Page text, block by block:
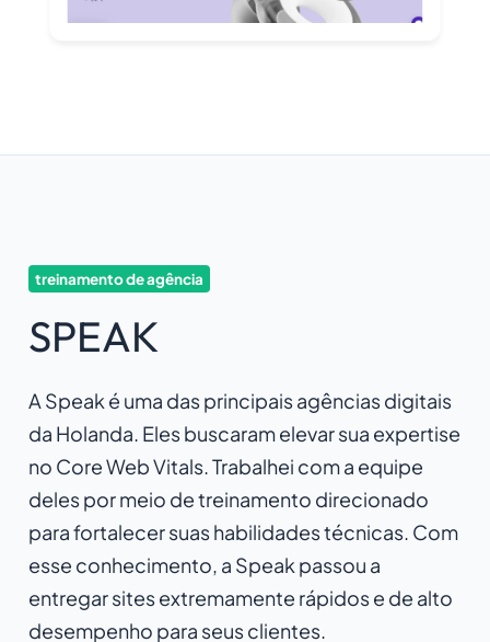
treinamento de agência
SPEAK
A Speak é uma das principais agências digitais
da Holanda. Eles buscaram elevar sua expertise
no Core Web Vitals. Trabalhei com a equipe
deles por meio de treinamento direcionado
para fortalecer suas habilidades técnicas. Com
esse conhecimento, a Speak passou a
entregar sites extremamente rápidos e de alto
desempenho para seus clientes.